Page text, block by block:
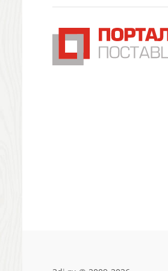
Подставки для
Промо
Антистрессы